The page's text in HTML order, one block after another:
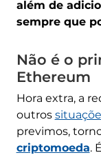
além de
sempre que
Não é o
Ethereum
Hora extra, a
outros
previmos,
criptomoeda.